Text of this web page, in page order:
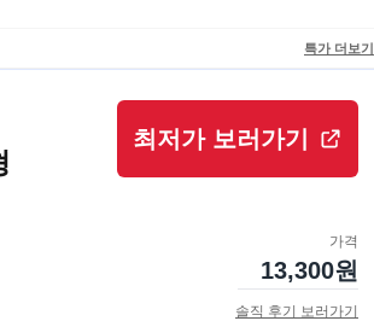
특가 더보기
최저가 보러가기
가격
13,300원
솔직 후기 보러가기